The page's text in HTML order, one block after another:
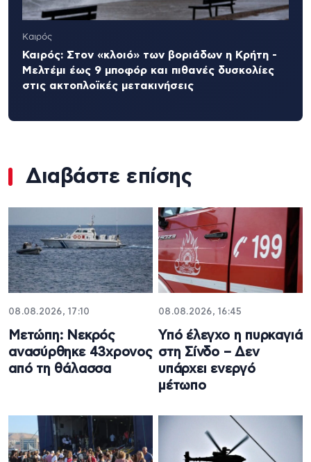
Καιρός
Καιρός: Στον «κλοιό» των βοριάδων η Κρήτη -
Μελτέμι έως 9 μποφόρ και πιθανές δυσκολίες
στις ακτοπλοϊκές μετακινήσεις
Διαβάστε επίσης
08.08.2026, 17:10
Μετώπη: Νεκρός
ανασύρθηκε 43χρονος
από τη θάλασσα
08.08.2026, 16:45
Υπό έλεγχο η πυρκαγιά
στη Σίνδο – Δεν
υπάρχει ενεργό
μέτωπο